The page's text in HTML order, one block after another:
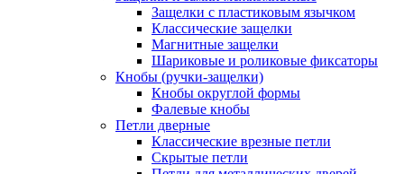
Защелки с пластиковым язычком
Классические защелки
Магнитные защелки
Шариковые и роликовые фиксаторы
Кнобы (ручки-защелки)
Кнобы округлой формы
Фалевые кнобы
Петли дверные
Классические врезные петли
Скрытые петли